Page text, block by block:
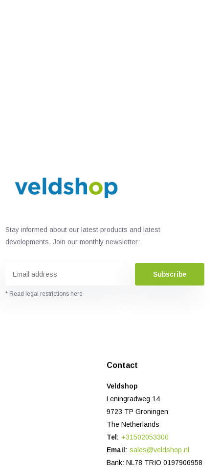
Stay informed about our latest products and latest
developments. Join our monthly newsletter:
Subscribe
* Read legal restrictions here
Contact
Veldshop
Leningradweg 14
9723 TP Groningen
The Netherlands
Tel: +31502053300
Email: sales@veldshop.nl
Bank: NL78 TRIO 0197906958